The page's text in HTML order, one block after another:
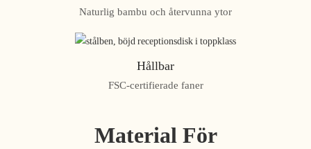
Naturlig bambu och återvunna ytor
Hållbar
FSC-certifierade faner
Material För